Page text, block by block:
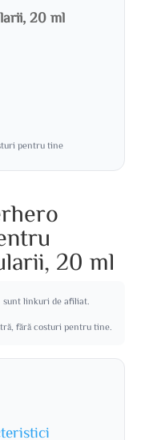
20 ml
pentru tine
20 ml
linkuri de afiliat.
fără costuri pentru tine.